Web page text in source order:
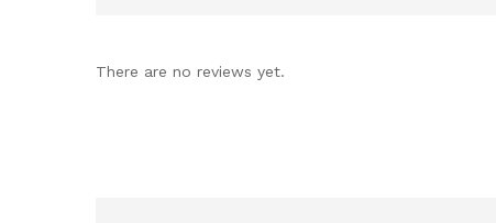
There are no reviews yet.